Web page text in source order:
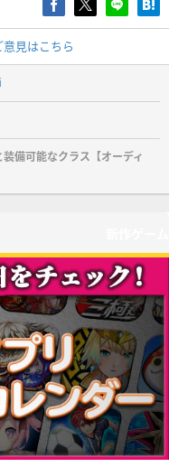
見はこちら
備可能なクラス【オーディ